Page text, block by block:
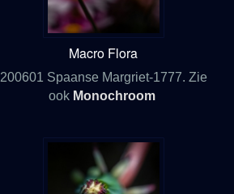
Macro Flora
200601 Spaanse Margriet-1777. Zie
ook Monochroom